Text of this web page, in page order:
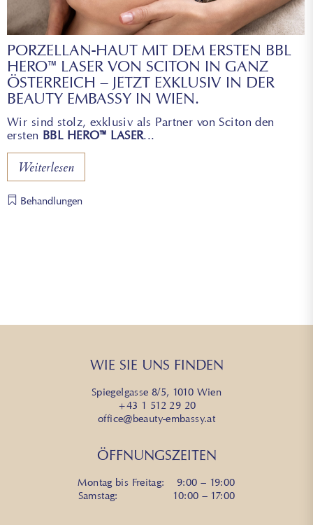
PORZELLAN-HAUT MIT DEM ERSTEN BBL
HERO™ LASER VON SCITON IN GANZ
ÖSTERREICH – JETZT EXKLUSIV IN DER
BEAUTY EMBASSY IN WIEN.
Wir sind stolz, exklusiv als Partner von Sciton den
ersten BBL HERO™ LASER
Weiterlesen
Behandlungen
WIE SIE UNS FINDEN
Spiegelgasse 8/5, 1010 Wien
+43 1 512 29 20
office@beauty-embassy.at
ÖFFNUNGSZEITEN
Montag bis Freitag: 9:00 – 19:00
Samstag: 10:00 – 17:00